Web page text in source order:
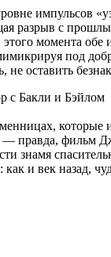
разрыв с
момента
под
оставить
правда, фильм
знамя
и век назад,